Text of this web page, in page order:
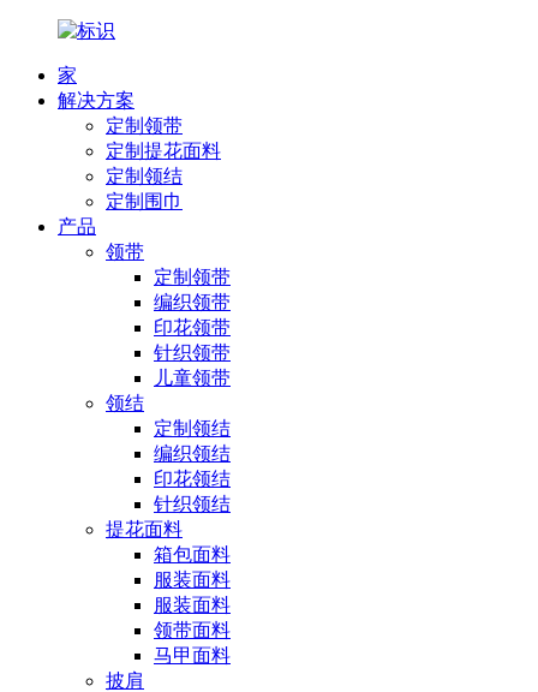
家
解决方案
定制领带
定制提花面料
定制领结
定制围巾
产品
领带
定制领带
编织领带
印花领带
针织领带
儿童领带
领结
定制领结
编织领结
印花领结
针织领结
提花面料
箱包面料
服装面料
服装面料
领带面料
马甲面料
披肩